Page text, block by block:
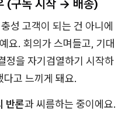
구독 시작 → 배송)
성 고객이 되는 건 아니에
예요. 회의가 스며들고, 기대
정을 자기검열하기 시작하
다고 느끼게 돼요.
반론과 씨름하는 중이에요.